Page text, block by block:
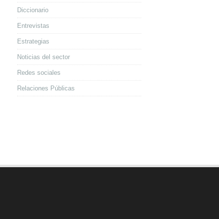
Diccionario
Entrevistas
Estrategias
Noticias del sector
Redes sociales
Relaciones Públicas